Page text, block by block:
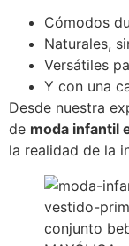
Cómodos
Naturales,
Versátiles
Y con una
Desde nuestra
de moda infantil
la realidad de la